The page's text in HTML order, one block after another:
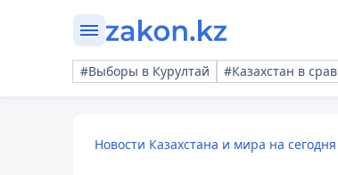
#Выборы в Курултай #Казахстан в
Новости Казахстана и мира на сегодня